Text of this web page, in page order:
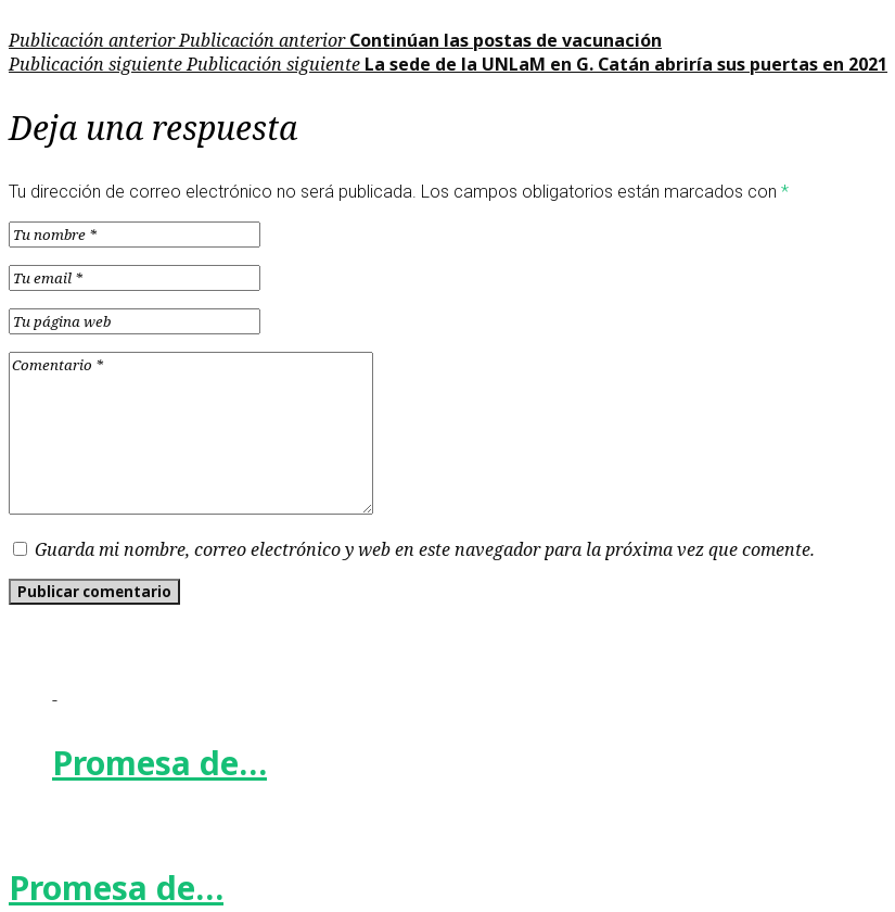
Publicación anteriorPublicación anterior Continúan las postas de vacunación
Publicación siguientePublicación siguiente La sede de la UNLaM en G. Catán abriría sus puertas en 2021
Deja una respuesta
Tu dirección de correo electrónico no será publicada. Los campos obligatorios están marcados con *
Guarda mi nombre, correo electrónico y web en este navegador para la próxima vez que comente.
-
Promesa de…
Promesa de…